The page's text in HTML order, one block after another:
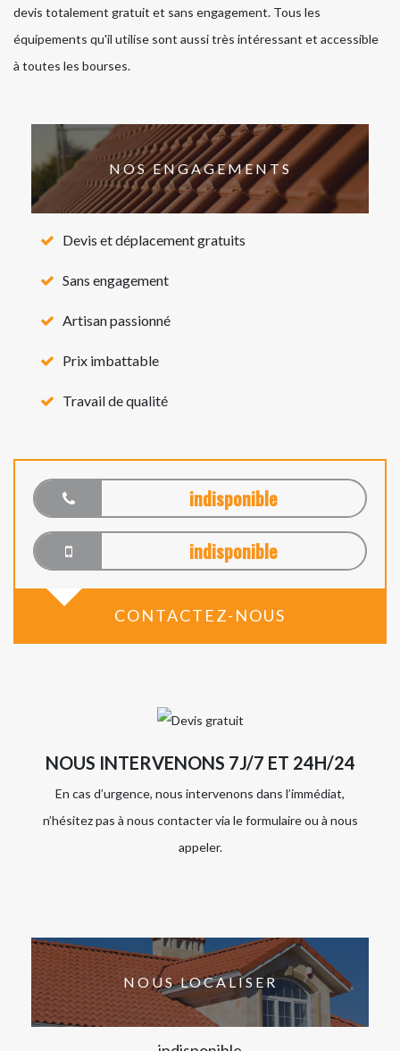
devis totalement gratuit et sans engagement. Tous les
équipements qu'il utilise sont aussi très intéressant et accessible
à toutes les bourses.
NOS ENGAGEMENTS
Devis et déplacement gratuits
Sans engagement
Artisan passionné
Prix imbattable
Travail de qualité
indisponible
indisponible
CONTACTEZ-NOUS
NOUS INTERVENONS 7J/7 ET 24H/24
En cas d’urgence, nous intervenons dans l’immédiat,
n’hésitez pas à nous contacter via le formulaire ou à nous
appeler.
NOUS LOCALISER